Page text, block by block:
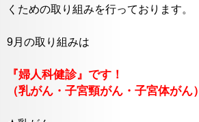
くための取り組みを行っております。
9月の取り組みは
『婦人科健診』です！
（乳がん・子宮頸がん・子宮体がん）